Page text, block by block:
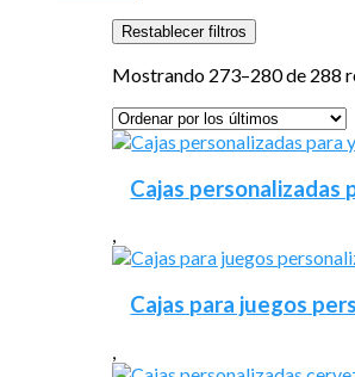
Restablecer filtros
Mostrando 273–280 de 288
Cajas personalizadas
,
Cajas para juegos
,